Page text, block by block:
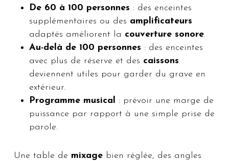
De 60 à 100 personnes : des enceintes
supplémentaires ou des amplificateurs
adaptés améliorent la couverture sonore.
Au-delà de 100 personnes : des enceintes
avec plus de réserve et des caissons
deviennent utiles pour garder du grave en
extérieur.
Programme musical : prévoir une marge de
puissance par rapport à une simple prise de
parole.
Une table de mixagebien réglée, des angles